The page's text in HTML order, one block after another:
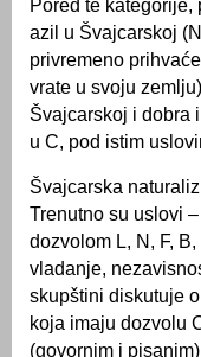
Pored te
azil u Švajcarskoj
privremeno
vrate u svoju
Švajcarskoj i dobra
u C, pod istim
Švajcarska
Trenutno su uslovi
dozvolom L, N, F,
vladanje,
skupštini diskutuje
koja imaju dozvolu
(govornim i